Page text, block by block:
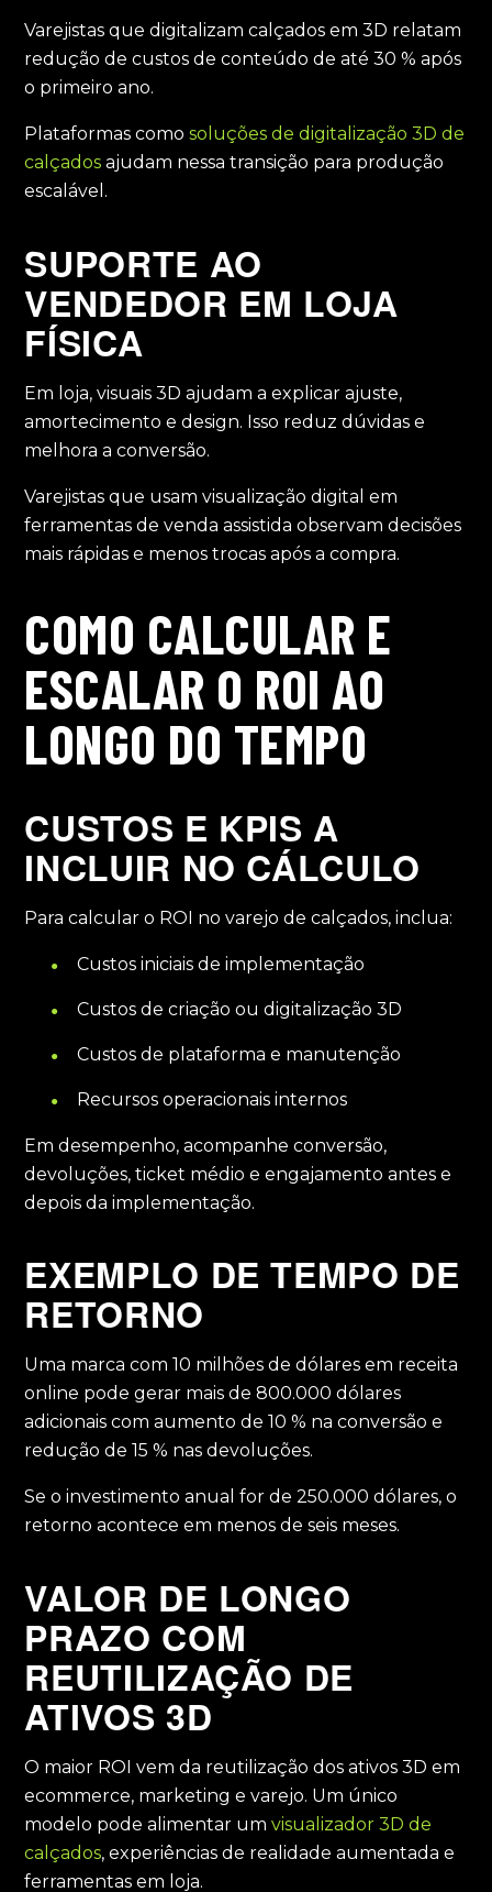
Varejistas que digitalizam calçados em 3D relatam
redução de custos de conteúdo de até 30 % após
o primeiro ano.
Plataformas comosoluções de digitalização 3D de
calçados ajudam nessa transição para produção
escalável.
SUPORTE AO
VENDEDOR EM LOJA
FÍSICA
Em loja, visuais 3D ajudam a explicar ajuste,
amortecimento e design. Isso reduz dúvidas e
melhora a conversão.
Varejistas que usam visualização digital em
ferramentas de venda assistida observam decisões
mais rápidas e menos trocas após a compra.
COMO CALCULAR E
ESCALAR O ROI AO
LONGO DO TEMPO
CUSTOS E KPIS A
INCLUIR NO CÁLCULO
Para calcular o ROI no varejo de calçados, inclua:
Custos iniciais de implementação
Custos de criação ou digitalização 3D
Custos de plataforma e manutenção
Recursos operacionais internos
Em desempenho, acompanhe conversão,
devoluções, ticket médio e engajamento antes e
depois da implementação.
EXEMPLO DE TEMPO DE
RETORNO
Uma marca com 10 milhões de dólares em receita
online pode gerar mais de 800.000 dólares
adicionais com aumento de 10 % na conversão e
redução de 15 % nas devoluções.
Se o investimento anual for de 250.000 dólares, o
retorno acontece em menos de seis meses.
VALOR DE LONGO
PRAZO COM
REUTILIZAÇÃO DE
ATIVOS 3D
O maior ROI vem da reutilização dos ativos 3D em
ecommerce, marketing e varejo. Um único
modelo pode alimentar umvisualizador 3D de
calçados, experiências de realidade aumentada e
ferramentas em loja.